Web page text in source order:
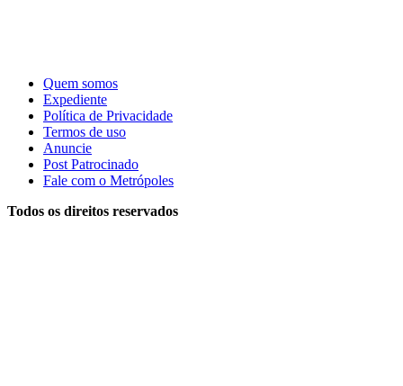
Quem somos
Expediente
Política de Privacidade
Termos de uso
Anuncie
Post Patrocinado
Fale com o Metrópoles
Todos os direitos reservados